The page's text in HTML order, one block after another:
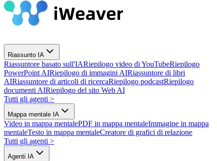
Riassunto IA
Riassuntore basato sull'IARiepilogo video di YouTubeRiepilogo
PowerPoint AIRiepilogo di immagini AIRiassuntore di libri
AIRiassuntore di articoli di ricercaRiepilogo podcastRiepilogo
documenti AIRiepilogo del sito Web AI
Tutti gli agenti >
Mappa mentale IA
Video in mappa mentalePDF in mappa mentaleImmagine in mappa
mentaleTesto in mappa mentaleCreatore di grafici di relazione
Tutti gli agenti >
Agenti IA